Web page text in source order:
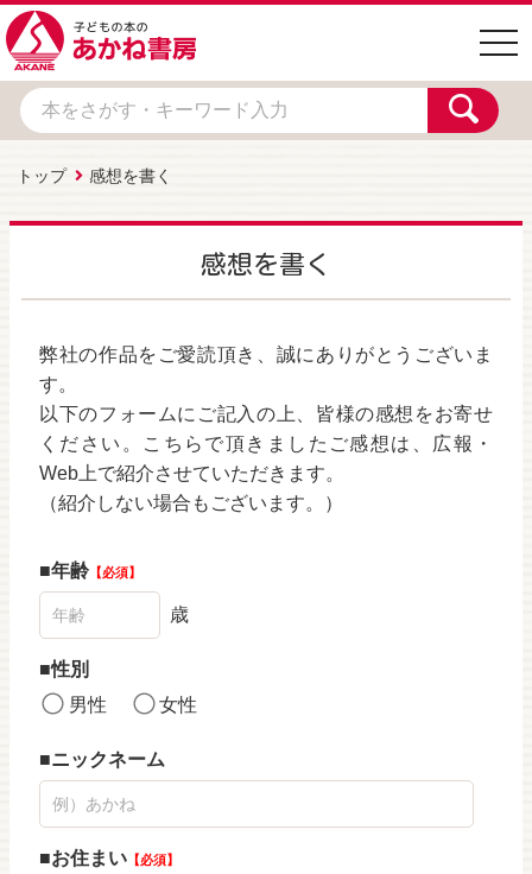
トップ 感想を書く
感想を書く
弊社の作品をご愛読頂き、誠にありがとうございま
す。
以下のフォームにご記入の上、皆様の感想をお寄せ
ください。こちらで頂きましたご感想は、広報・
Web上で紹介させていただきます。
（紹介しない場合もございます。）
年齢 必須
歳
性別
男性
女性
ニックネーム
お住まい 必須